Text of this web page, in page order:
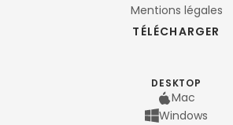
Mentions légales
TÉLÉCHARGER
DESKTOP
Mac
Windows